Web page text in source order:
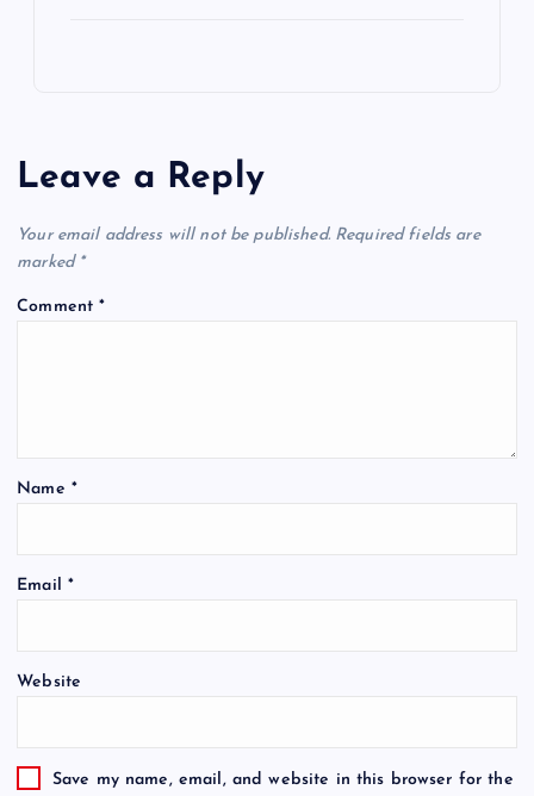
Leave a Reply
Your email address will not be published. Required fields are
marked *
Comment*
Name *
Email *
Website
Save my name, email, and website in this browser for the